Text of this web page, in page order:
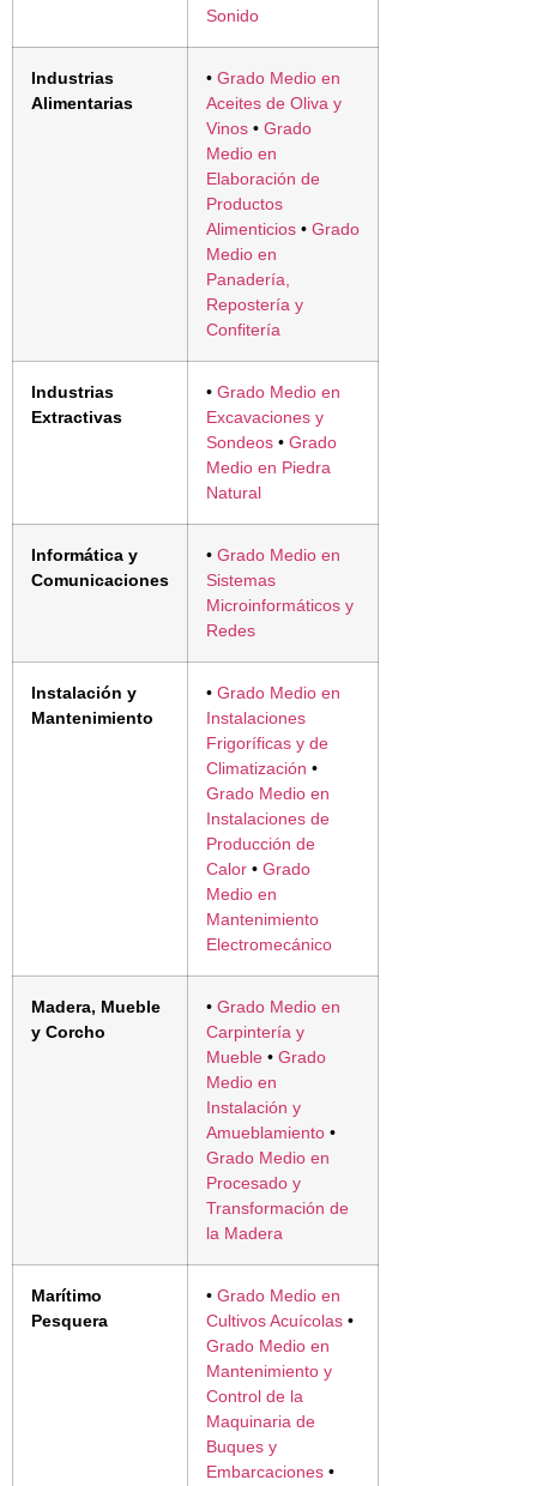
Sonido
Industrias
Alimentarias
• Grado Medio en
Aceites de Oliva y
Vinos • Grado
Medio en
Elaboración de
Productos
Alimenticios • Grado
Medio en
Panadería,
Repostería y
Confitería
Industrias
Extractivas
• Grado Medio en
Excavaciones y
Sondeos • Grado
Medio en Piedra
Natural
Informática y
Comunicaciones
• Grado Medio en
Sistemas
Microinformáticos y
Redes
Instalación y
Mantenimiento
• Grado Medio en
Instalaciones
Frigoríficas y de
Climatización •
Grado Medio en
Instalaciones de
Producción de
Calor • Grado
Medio en
Mantenimiento
Electromecánico
Madera, Mueble
y Corcho
• Grado Medio en
Carpintería y
Mueble • Grado
Medio en
Instalación y
Amueblamiento •
Grado Medio en
Procesado y
Transformación de
la Madera
Marítimo
Pesquera
• Grado Medio en
Cultivos Acuícolas •
Grado Medio en
Mantenimiento y
Control de la
Maquinaria de
Buques y
Embarcaciones •